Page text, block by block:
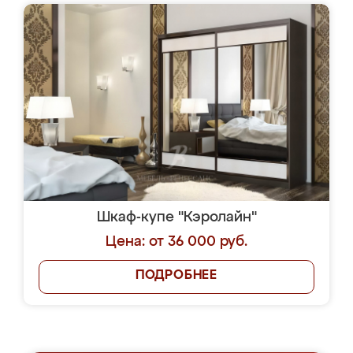
Шкаф-купе "Кэролайн"
Цена: от 36 000 руб.
ПОДРОБНЕЕ